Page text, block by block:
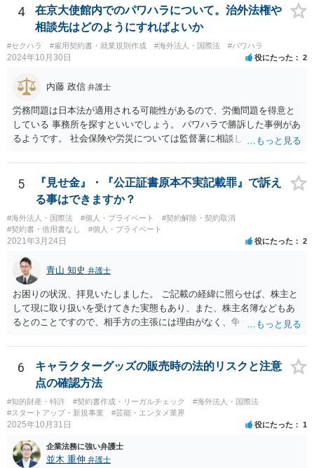
性が高いと思われます。）。 指輪代金について: 前述の通り、男性会
員と女性会員との間の個人間の贈与であり、貴社に法的な返金義務は
ないことを、法的根拠と共に冷静に主張する。 「刑事訴訟」との主張
に対して: 本件は、契約の履行や返金を巡る民事上の紛争であり、貴社
に当初から金銭を騙し取る意図（詐欺罪の構成要件である欺罔行為）
があったとは考えにくく、刑事事件として立件される可能性は極めて
低いと思われます。 3. 警察からの連絡について 警察は「民事不介
入」を原則としており、契約トラブルなどの個人間の紛争に介入する
ことはありません。しかし、事件性があるかどうかを判断するため
に、関係者から事情を聴くことがあります。その場合には誠実な事実
説明を行ってください。
続税や贈与税を猶予する特別法な，遺留分について株式価格を遺留分
算定基礎額から控除したり価額を相続時でなく承継時に固定したりす
ることのできる特別法が定められています。 買い取る以外の方法につ
いても，株式保有割合や状況によるので，具体的に弁護士に相談され
ることをお勧めします。
4
在京大使館内でのパワハラについて。治外法権や
相談先はどのようにすればよいか
#セクハラ #雇用契約書・就業規則作成 #海外法人・国際法 #パワハラ
2024年10月30日 役にたった 2
内藤 政信 弁護士
労務問題は日本法が適用される可能性があるので、労働問題を得意と
している 事務所を探すといいでしょう。 パワハラで勝訴した事例があ
るようです。 社会保険や労災については監督薯に相談してみるといい
5
『見せ金』・『公正証書原本不実記載罪』で訴え
る事はできますか？
#海外法人・国際法 #個人・プライベート
#契約解除・契約取消
#契約書・借用書なし
#個人・プライベート
2021年3月24日 役にたった 2
青山 知史 弁護士
お困りの状況、拝見いたしました。 ご記載の経緯に照らせば、株主と
して現に取り扱いを受けてきた実態もあり、また、株主名簿などもあ
るとのことですので、相手方の主張には理由がなく、争う余地はある
主手の地位確認請求を訴訟などで実施し、正式に権利関係を明らかに
することも考えられます。 また、仮に株式の割り当てがなされていな
いとのことであれば、出資契約の前提が果たされていないことになり
ますので、債務不履行を理由に契約を解除し、100万円の返金を要求す
ることも考えられるかと思慮いたします。 この他、持ち株比率などに
もよりますが、過半数を確保できるのであれば、相手方の解任請求を
たします。 いずれの手段をとるとしても、当時のやり取りや契約内
容、相手方の主張内容などによっても、とるべき手段が異なってきま
6
キャラクターグッズの販売時の法的リスクと注意
点の確認方法
#知的財産・特許 #契約書作成・リーガルチェック
#海外法人・国際法
#スタートアップ・新規事業
#芸能・エンタメ業界
2025年10月31日 役にたった 1
企業法務に強い弁護士
並木 重伸 弁護士